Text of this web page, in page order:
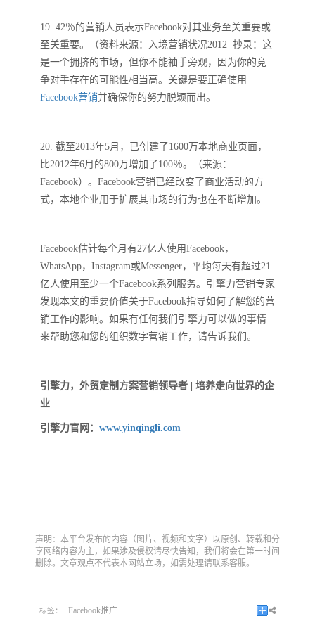
19. 42％的营销人员表示Facebook对其业务至关重要或
至关重要。（资料来源：入境营销状况2012 抄录：这
是一个拥挤的市场，但你不能袖手旁观，因为你的竞
争对手存在的可能性相当高。关键是要正确使用
Facebook营销并确保你的努力脱颖而出。
20. 截至2013年5月，已创建了1600万本地商业页面，
比2012年6月的800万增加了100％。（来源：
Facebook）。Facebook营销已经改变了商业活动的方
式，本地企业用于扩展其市场的行为也在不断增加。
Facebook估计每个月有27亿人使用Facebook，
WhatsApp，Instagram或Messenger，平均每天有超过21
亿人使用至少一个Facebook系列服务。引擎力营销专家
发现本文的重要价值关于Facebook指导如何了解您的营
销工作的影响。如果有任何我们引擎力可以做的事情
来帮助您和您的组织数字营销工作，请告诉我们。
引擎力，外贸定制方案营销领导者 | 培养走向世界的企
业
引擎力官网： www.yinqingli.com
声明：本平台发布的内容（图片、视频和文字）以原创、转载和分
享网络内容为主，如果涉及侵权请尽快告知，我们将会在第一时间
删除。文章观点不代表本网站立场，如需处理请联系客服。
标签： Facebook推广